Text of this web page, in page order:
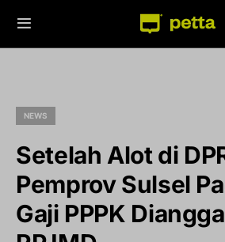
NEWS
Setelah Alot di
Pemprov Sulsel
Gaji PPPK